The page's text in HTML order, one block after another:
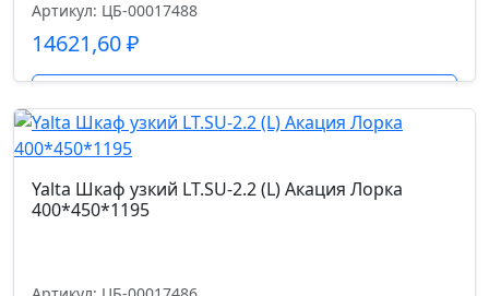
Артикул: ЦБ-00017488
14621,60₽
Yalta Шкаф узкий LT.SU-2.2 (L) Акация Лорка
400*450*1195